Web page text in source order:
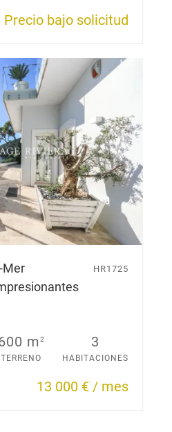
Precio bajo solicitud
Mer
HR1725
m2
TERRENO
3
HABITACIONES
13 000 € / mes